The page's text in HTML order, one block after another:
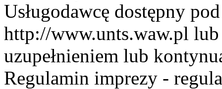
Usługodawcę dostępny
http://www.unts.waw.pl lub
uzupełnieniem lub
Regulamin imprezy -